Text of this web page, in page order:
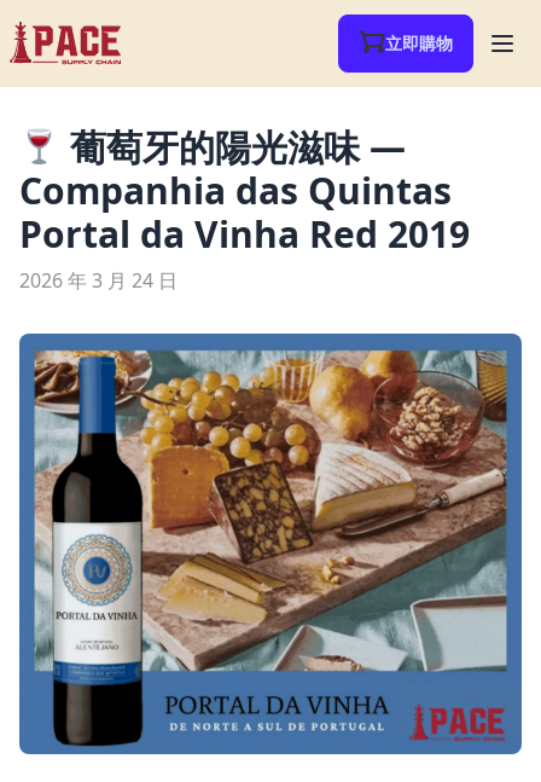
立即購物
葡萄牙的陽光滋味 —
Companhia das Quintas
Portal da Vinha Red 2019
2026 年 3 月 24 日